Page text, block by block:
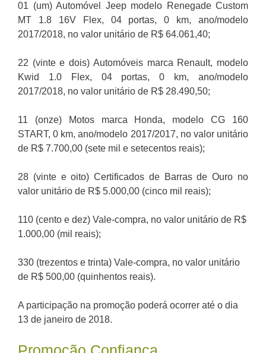
01 (um) Automóvel Jeep modelo Renegade Custom
MT 1.8 16V Flex, 04 portas, 0 km, ano/modelo
2017/2018, no valor unitário de R$ 64.061,40;
22 (vinte e dois) Automóveis marca Renault, modelo
Kwid 1.0 Flex, 04 portas, 0 km, ano/modelo
2017/2018, no valor unitário de R$ 28.490,50;
11 (onze) Motos marca Honda, modelo CG 160
START, 0 km, ano/modelo 2017/2017, no valor unitário
de R$ 7.700,00 (sete mil e setecentos reais);
28 (vinte e oito) Certificados de Barras de Ouro no
valor unitário de R$ 5.000,00 (cinco mil reais);
110 (cento e dez) Vale-compra, no valor unitário de R$
1.000,00 (mil reais);
330 (trezentos e trinta) Vale-compra, no valor unitário
de R$ 500,00 (quinhentos reais).
A participação na promoção poderá ocorrer até o dia
13 de janeiro de 2018.